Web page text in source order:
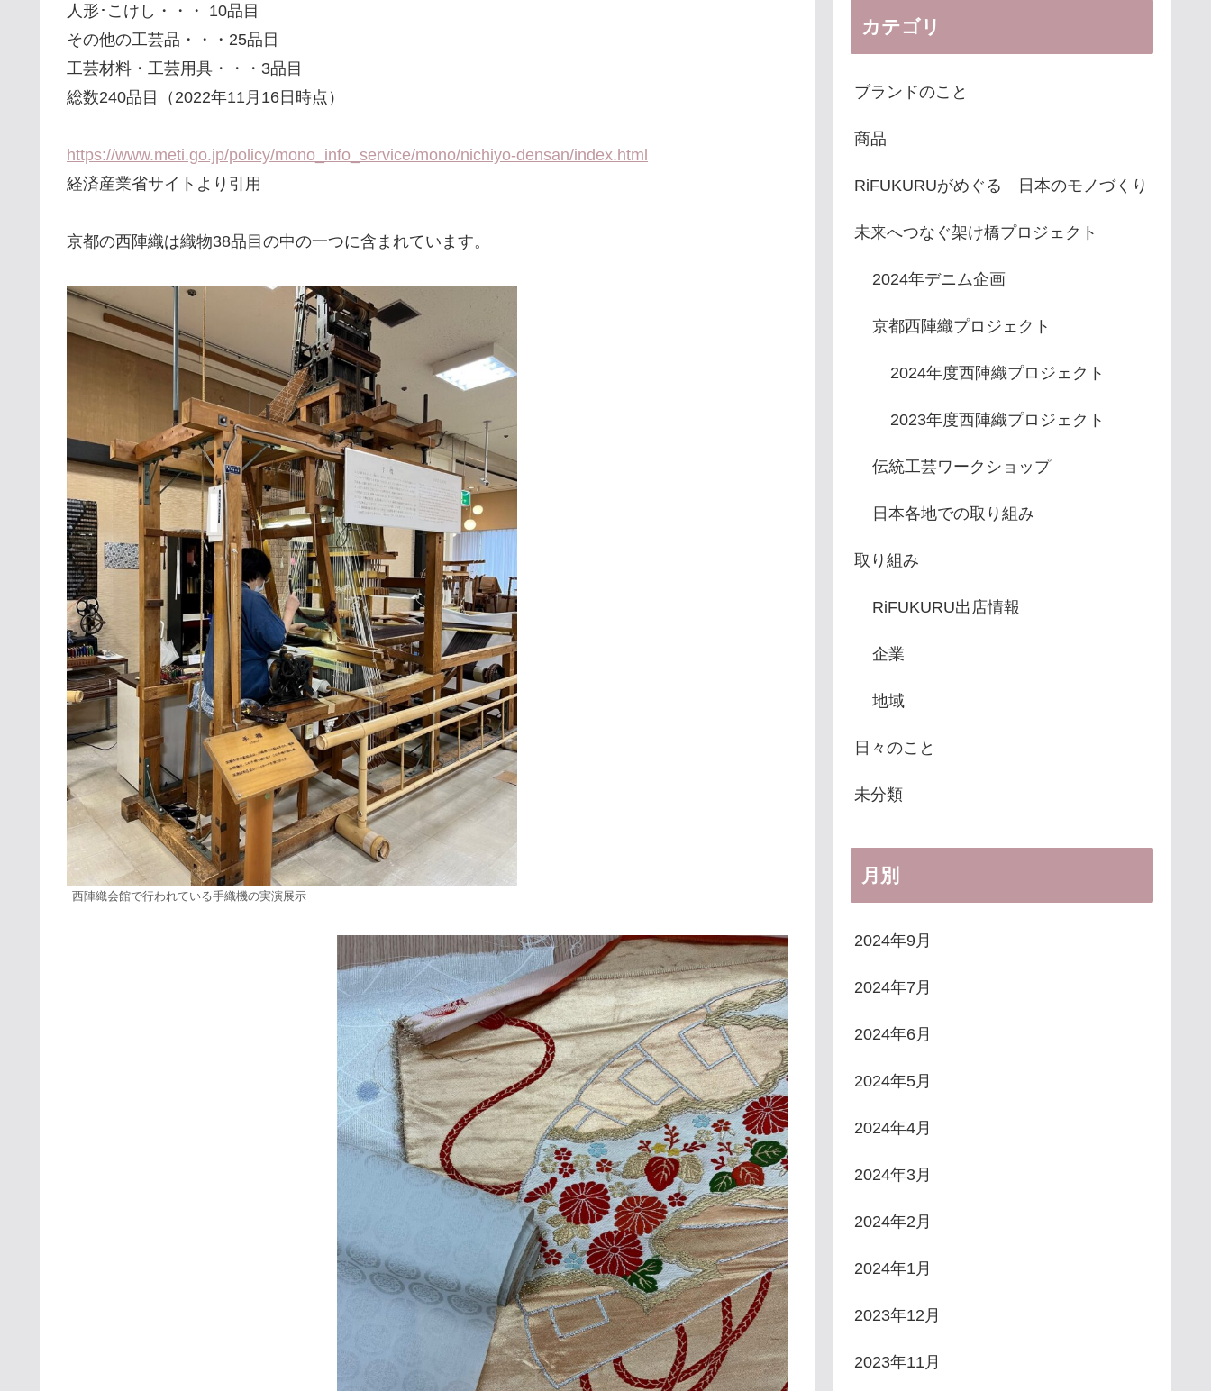
人形･こけし・・・ 10品目
その他の工芸品・・・25品目
工芸材料・工芸用具・・・3品目
総数240品目（2022年11月16日時点）
https://www.meti.go.jp/policy/mono_info_service/mono/nichiyo-densan/index.html
経済産業省サイトより引用
京都の西陣織は織物38品目の中の一つに含まれています。
西陣織会館で行われている手織機の実演展示
カテゴリ
ブランドのこと
商品
RiFUKURUがめぐる 日本のモノづくり
未来へつなぐ架け橋プロジェクト
2024年デニム企画
京都西陣織プロジェクト
2024年度西陣織プロジェクト
2023年度西陣織プロジェクト
伝統工芸ワークショップ
日本各地での取り組み
取り組み
RiFUKURU出店情報
企業
地域
日々のこと
未分類
月別
2024年9月
2024年7月
2024年6月
2024年5月
2024年4月
2024年3月
2024年2月
2024年1月
2023年12月
2023年11月